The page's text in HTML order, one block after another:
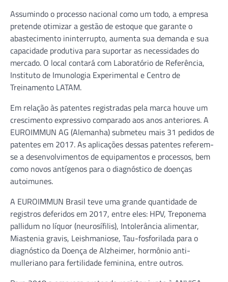
Assumindo o processo nacional como um todo, a empresa
pretende otimizar a gestão de estoque que garante o
abastecimento ininterrupto, aumenta sua demanda e sua
capacidade produtiva para suportar as necessidades do
mercado. O local contará com Laboratório de Referência,
Instituto de Imunologia Experimental e Centro de
Treinamento LATAM.
Em relação às patentes registradas pela marca houve um
crescimento expressivo comparado aos anos anteriores. A
EUROIMMUN AG (Alemanha) submeteu mais 31 pedidos de
patentes em 2017. As aplicações dessas patentes referem-
se a desenvolvimentos de equipamentos e processos, bem
como novos antígenos para o diagnóstico de doenças
autoimunes.
A EUROIMMUN Brasil teve uma grande quantidade de
registros deferidos em 2017, entre eles: HPV, Treponema
pallidum no líquor (neurosífilis), Intolerância alimentar,
Miastenia gravis, Leishmaniose, Tau-fosforilada para o
diagnóstico da Doença de Alzheimer, hormônio anti-
mulleriano para fertilidade feminina, entre outros.